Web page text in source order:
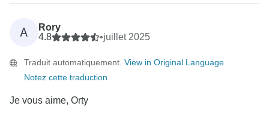
A
Rory
4.8
•juillet 2025
Traduit automatiquement. View in Original Language
Notez cette traduction
Je vous aime, Orty